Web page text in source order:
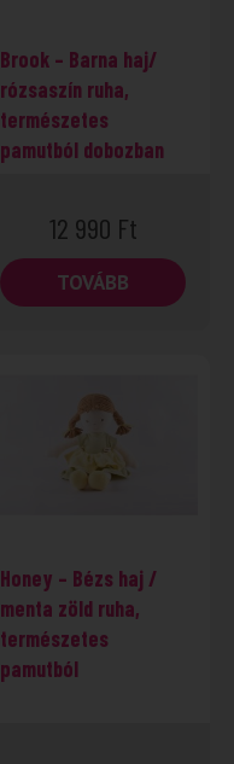
Brook – Barna haj/
rózsaszín ruha,
természetes
pamutból dobozban
12 990 Ft
TOVÁBB
Honey – Bézs haj /
menta zöld ruha,
természetes
pamutból